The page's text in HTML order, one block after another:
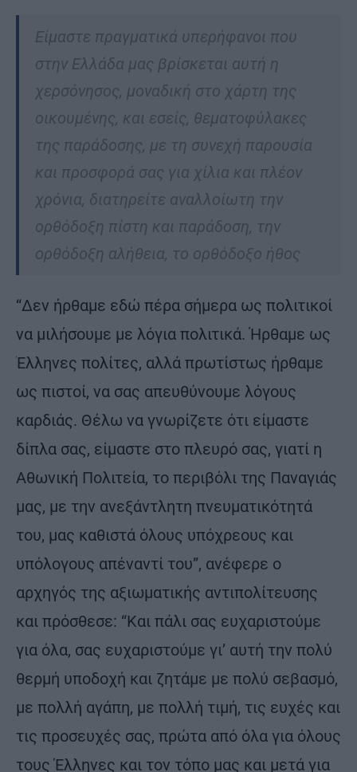
Είμαστε πραγματικά υπερήφανοι που
στην Ελλάδα μας βρίσκεται αυτή η
χερσόνησος, μοναδική στο χάρτη της
οικουμένης, και εσείς, θεματοφύλακες
της παράδοσης, με τη συνεχή παρουσία
και προσφορά σας για χίλια και πλέον
χρόνια, διατηρείτε αναλλοίωτη την
ορθόδοξη πίστη και παράδοση, την
ορθόδοξη αλήθεια, το ορθόδοξο ήθος
“Δεν ήρθαμε εδώ πέρα σήμερα ως πολιτικοί
να μιλήσουμε με λόγια πολιτικά. Ήρθαμε ως
Έλληνες πολίτες, αλλά πρωτίστως ήρθαμε
ως πιστοί, να σας απευθύνουμε λόγους
καρδιάς. Θέλω να γνωρίζετε ότι είμαστε
δίπλα σας, είμαστε στο πλευρό σας, γιατί η
Αθωνική Πολιτεία, το περιβόλι της Παναγιάς
μας, με την ανεξάντλητη πνευματικότητά
του, μας καθιστά όλους υπόχρεους και
υπόλογους απέναντί του”, ανέφερε ο
αρχηγός της αξιωματικής αντιπολίτευσης
και πρόσθεσε: “Και πάλι σας ευχαριστούμε
για όλα, σας ευχαριστούμε γι’ αυτή την πολύ
θερμή υποδοχή και ζητάμε με πολύ σεβασμό,
με πολλή αγάπη, με πολλή τιμή, τις ευχές και
τις προσευχές σας, πρώτα από όλα για όλους
τους Έλληνες και τον τόπο μας και μετά για